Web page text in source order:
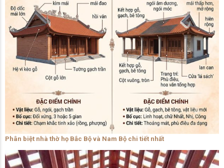
Phân biệt nhà thờ họ Bắc Bộ và Nam Bộ chi tiết nhất